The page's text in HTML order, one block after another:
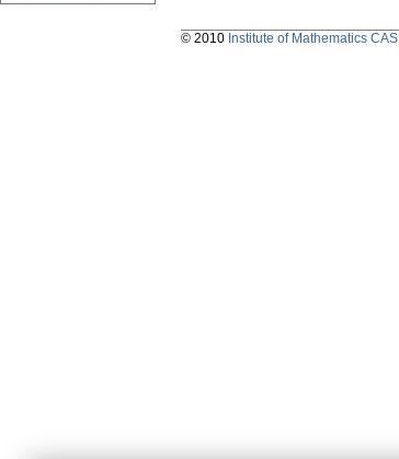
© 2010 Institute of Mathematics CAS